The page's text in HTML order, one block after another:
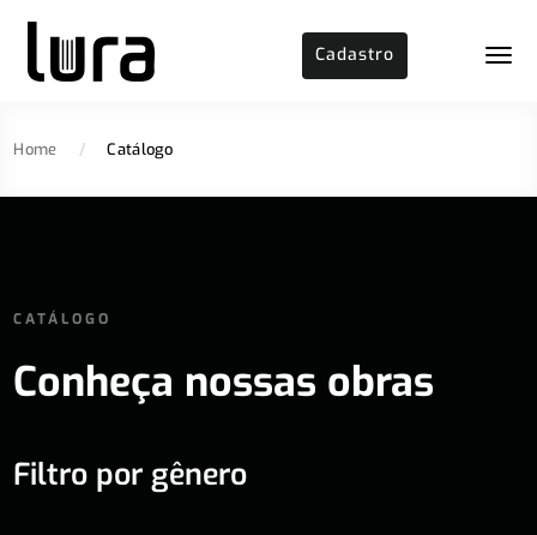
Cadastro
Home / Catálogo
CATÁLOGO
Conheça nossas obras
Filtro por gênero